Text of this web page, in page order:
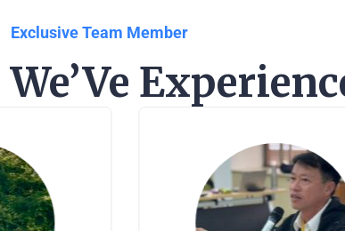
Exclusive Team Member
We’Ve